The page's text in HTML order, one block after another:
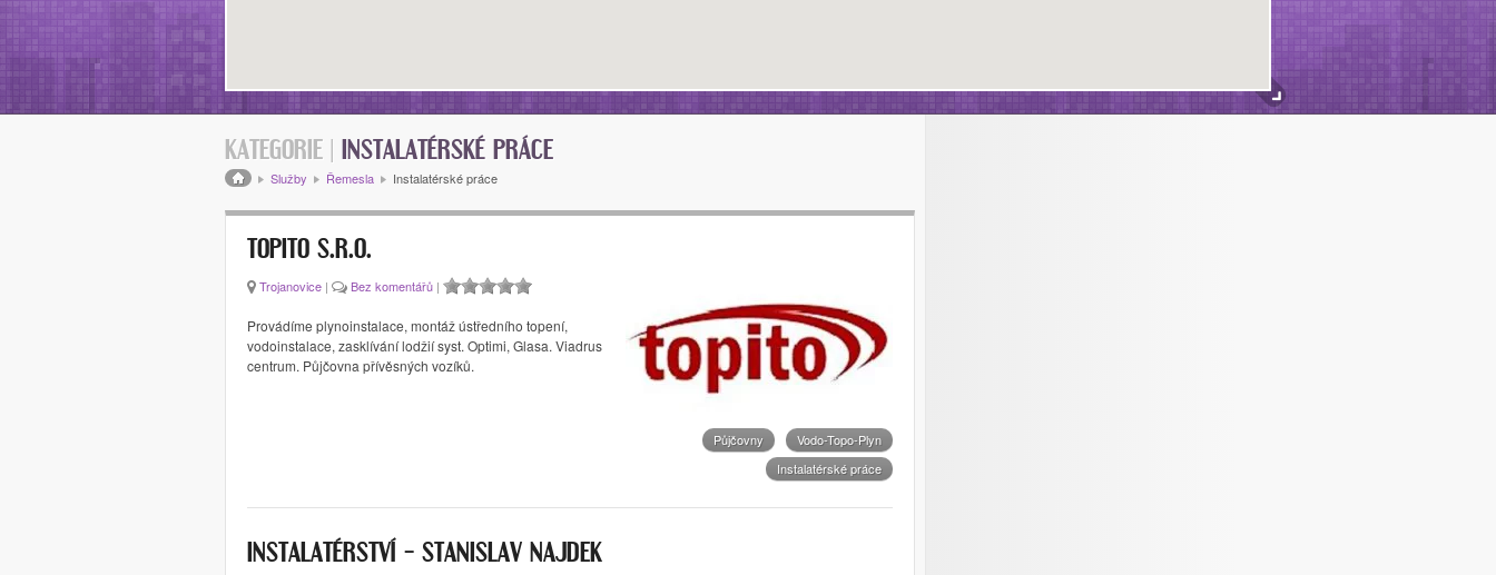
KATEGORIE | INSTALATÉRSKÉ PRÁCE
Drobečková navigace
Služby Řemesla Instalatérské práce
TOPITO S.R.O.
Půjčovny
Vodo-Topo-Plyn
Instalatérské práce
Trojanovice | Bez komentářů |
Provádíme plynoinstalace, montáž ústředního topení,
vodoinstalace, zasklívání lodžií syst. Optimi, Glasa. Viadrus
centrum. Půjčovna přívěsných vozíků.
INSTALATÉRSTVÍ – STANISLAV NAJDEK